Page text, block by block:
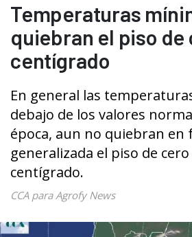
Temperaturas
quiebran el piso de
centígrado
En general las
debajo de los valores
época, aun no quiebran en
generalizada el piso de
centígrado.
CCA para Agrofy News